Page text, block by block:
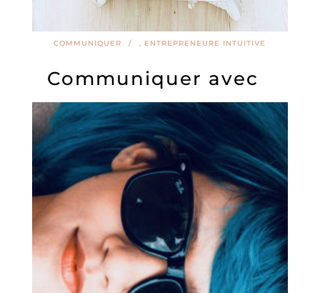
Communiquer avec
fluidité, aisance et
plaisir
COMMUNIQUER , ENTREPRENEURE INTUITIVE